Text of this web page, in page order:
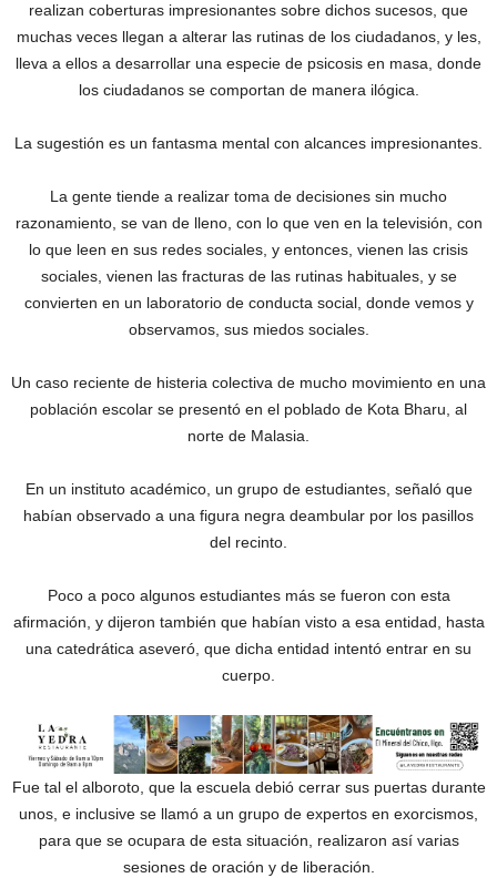
realizan coberturas impresionantes sobre dichos sucesos, que
muchas veces llegan a alterar las rutinas de los ciudadanos, y les,
lleva a ellos a desarrollar una especie de psicosis en masa, donde
los ciudadanos se comportan de manera ilógica.
La sugestión es un fantasma mental con alcances impresionantes.
La gente tiende a realizar toma de decisiones sin mucho
razonamiento, se van de lleno, con lo que ven en la televisión, con
lo que leen en sus redes sociales, y entonces, vienen las crisis
sociales, vienen las fracturas de las rutinas habituales, y se
convierten en un laboratorio de conducta social, donde vemos y
observamos, sus miedos sociales.
Un caso reciente de histeria colectiva de mucho movimiento en una
población escolar se presentó en el poblado de Kota Bharu, al
norte de Malasia.
En un instituto académico, un grupo de estudiantes, señaló que
habían observado a una figura negra deambular por los pasillos
del recinto.
Poco a poco algunos estudiantes más se fueron con esta
afirmación, y dijeron también que habían visto a esa entidad, hasta
una catedrática aseveró, que dicha entidad intentó entrar en su
cuerpo.
Fue tal el alboroto, que la escuela debió cerrar sus puertas durante
unos, e inclusive se llamó a un grupo de expertos en exorcismos,
para que se ocupara de esta situación, realizaron así varias
sesiones de oración y de liberación.